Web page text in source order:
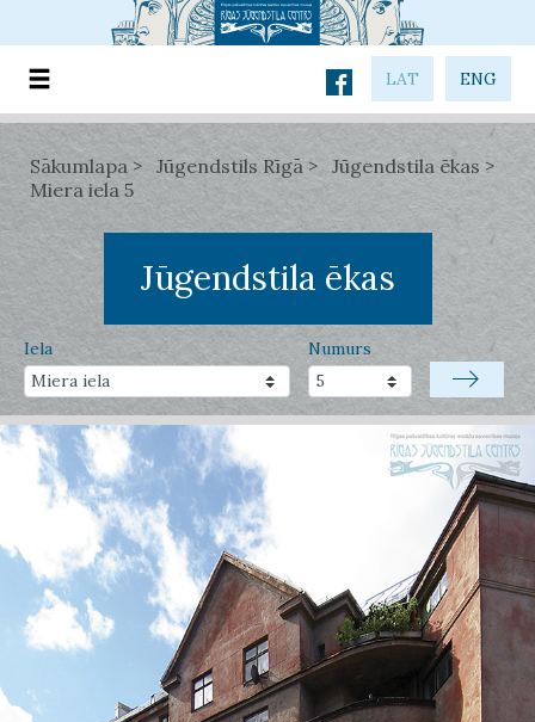
LAT ENG
Sākumlapa Jūgendstils Rīgā
Jūgendstila ēkas
Miera iela 5
Jūgendstila ēkas
Iela Numurs